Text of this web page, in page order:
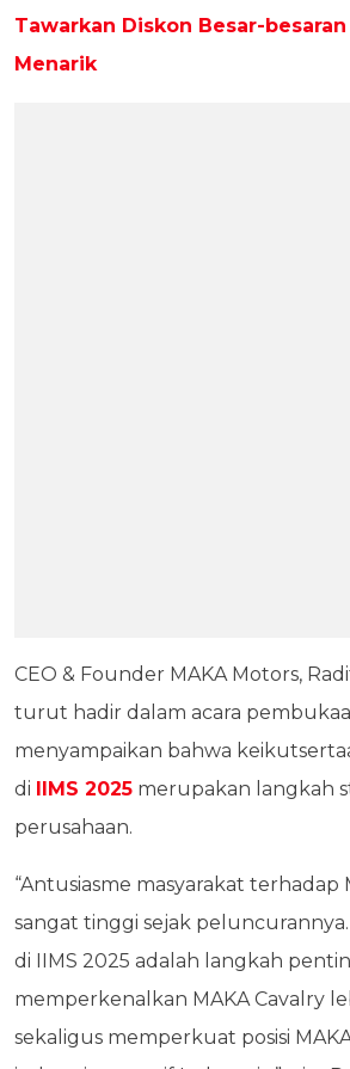
Tawarkan Diskon Besar-
Menarik
CEO & Founder MAKA Motors,
turut hadir dalam acara
menyampaikan bahwa
di IIMS 2025 merupakan langkah
perusahaan.
“Antusiasme masyarakat terhadap
sangat tinggi sejak
di IIMS 2025 adalah langkah
memperkenalkan MAKA Cavalry
sekaligus memperkuat posisi